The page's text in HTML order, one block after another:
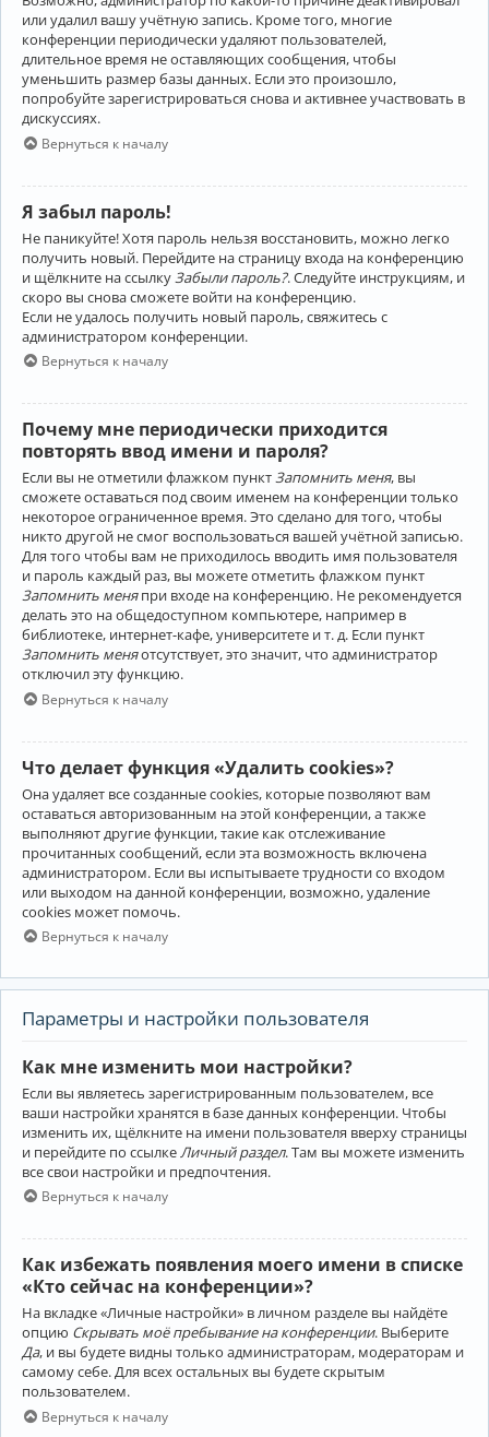
или удалил вашу учётную запись. Кроме того, многие
конференции периодически удаляют пользователей,
длительное время не оставляющих сообщения, чтобы
уменьшить размер базы данных. Если это произошло,
попробуйте зарегистрироваться снова и активнее участвовать в
дискуссиях.
Вернуться к началу
Я забыл пароль!
Не паникуйте! Хотя пароль нельзя восстановить, можно легко
получить новый. Перейдите на страницу входа на конференцию
и щёлкните на ссылку Забыли пароль?. Следуйте инструкциям, и
скоро вы снова сможете войти на конференцию.
Если не удалось получить новый пароль, свяжитесь с
администратором конференции.
Вернуться к началу
Почему мне периодически приходится
повторять ввод имени и пароля?
Если вы не отметили флажком пунктЗапомнить меня, вы
сможете оставаться под своим именем на конференции только
некоторое ограниченное время. Это сделано для того, чтобы
никто другой не смог воспользоваться вашей учётной записью.
Для того чтобы вам не приходилось вводить имя пользователя
и пароль каждый раз, вы можете отметить флажком пункт
Запомнить меняпри входе на конференцию. Не рекомендуется
делать это на общедоступном компьютере, например в
библиотеке, интернет-кафе, университете и т. д. Если пункт
Запомнить меняотсутствует, это значит, что администратор
отключил эту функцию.
Вернуться к началу
Что делает функция «Удалить cookies»?
Она удаляет все созданные cookies, которые позволяют вам
оставаться авторизованным на этой конференции, а также
выполняют другие функции, такие как отслеживание
прочитанных сообщений, если эта возможность включена
администратором. Если вы испытываете трудности со входом
или выходом на данной конференции, возможно, удаление
cookies может помочь.
Вернуться к началу
Параметры и настройки пользователя
Как мне изменить мои настройки?
Если вы являетесь зарегистрированным пользователем, все
ваши настройки хранятся в базе данных конференции. Чтобы
изменить их, щёлкните на имени пользователя вверху страницы
и перейдите по ссылке Личный раздел. Там вы можете изменить
все свои настройки и предпочтения.
Вернуться к началу
Как избежать появления моего имени в списке
«Кто сейчас на конференции»?
На вкладке «Личные настройки» в личном разделе вы найдёте
опцию Скрывать моё пребывание на конференции. Выберите
Да, и вы будете видны только администраторам, модераторам и
самому себе. Для всех остальных вы будете скрытым
пользователем.
Вернуться к началу